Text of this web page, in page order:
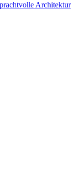
Architektur